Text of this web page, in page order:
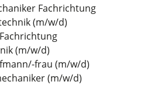
Fachrichtung
(m/w/d)
(m/w/d)
frau (m/w/d)
(m/w/d)